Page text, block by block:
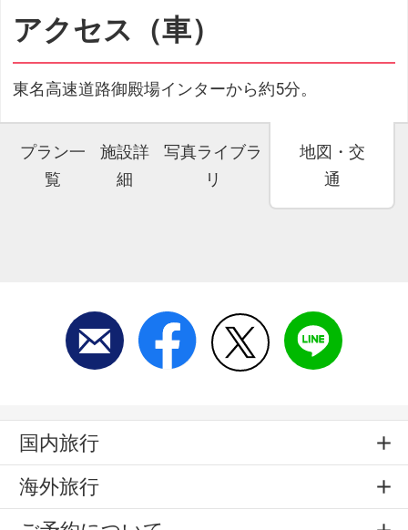
アクセス（車）
東名高速道路御殿場インターから約5分。
プラン一
覧
施設詳
細
写真ライブラ
リ
地図・交
通
国内旅行
海外旅行